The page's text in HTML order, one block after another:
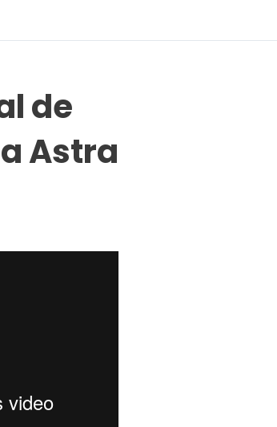
de
Astra